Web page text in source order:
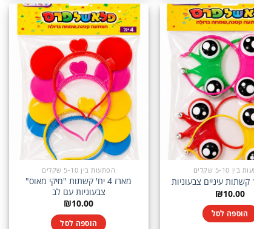
5-10 שקלים
₪10.00
הוספה לסל
הפתעות בין 5-10 שקלים
מארז 4 יח' קשתות "מיקי מאוס"
צבעוניות עם לב
₪10.00
הוספה לסל